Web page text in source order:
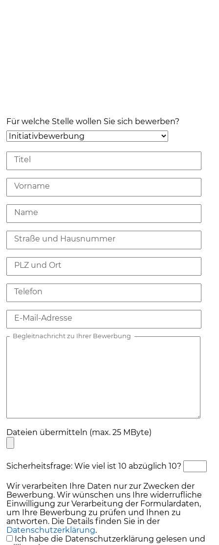
Für welche Stelle wollen Sie sich bewerben?
Titel
Vorname
Name
Straße und Hausnummer
PLZ und Ort
Telefon
E-Mail-Adresse
Begleitnachricht zu Ihrer Bewerbung
Dateien übermitteln (max. 25 MByte)
Sicherheitsfrage: Wie viel ist 10 abzüglich 10?
Wir verarbeiten Ihre Daten nur zur Zwecken der
Bewerbung. Wir wünschen uns Ihre widerrufliche
Einwilligung zur Verarbeitung der Formulardaten,
um Ihre Bewerbung zu prüfen und Ihnen zu
antworten. Die Details finden Sie in der
Datenschutzerklärung.
Ich habe die Datenschutzerklärung gelesen und